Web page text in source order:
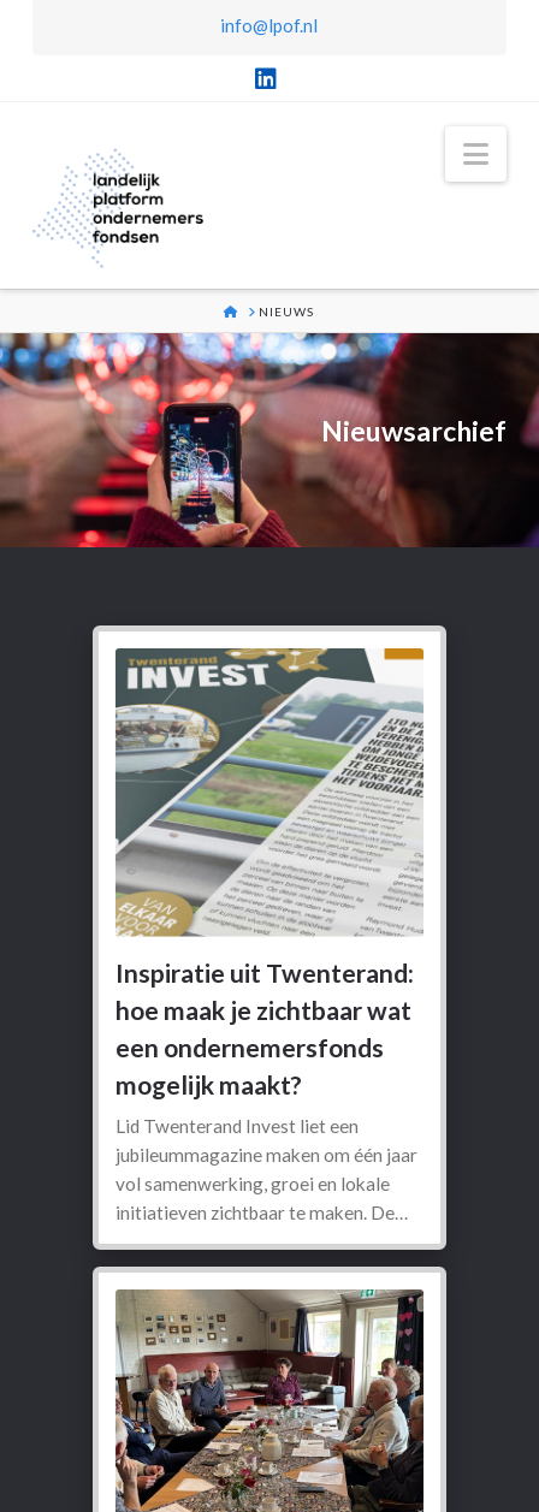
info@lpof.nl
HOMENIEUWS
Nieuwsarchief
Inspiratie uit Twenterand:
hoe maak je zichtbaar wat
een ondernemersfonds
mogelijk maakt?
Lid Twenterand Invest liet een
jubileummagazine maken om één jaar
vol samenwerking, groei en lokale
initiatieven zichtbaar te maken. De…